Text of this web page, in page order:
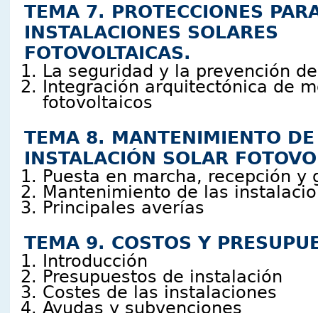
TEMA 7. PROTECCIONES
INSTALACIONES SOLARES
FOTOVOLTAICAS.
La seguridad y la prevención
Integración arquitectónica de
fotovoltaicos
TEMA 8. MANTENIMIENTO
INSTALACIÓN SOLAR
Puesta en marcha, recepción y
Mantenimiento de las
Principales averías
TEMA 9. COSTOS Y
Introducción
Presupuestos de instalación
Costes de las instalaciones
Ayudas y subvenciones